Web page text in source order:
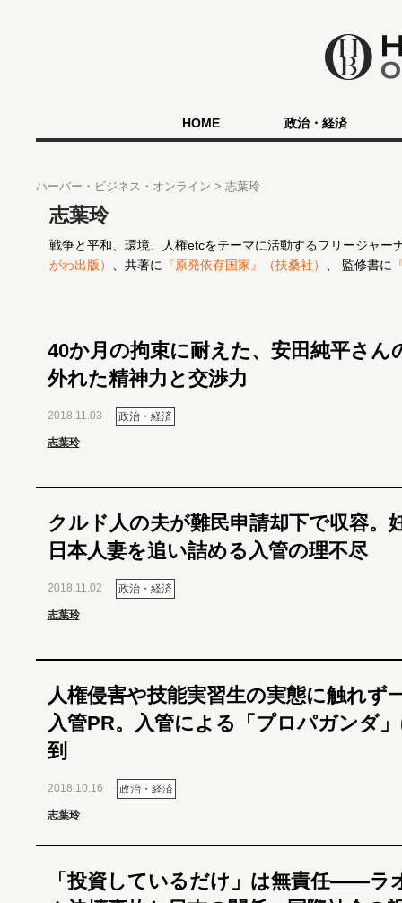
HOME 政治・経済
ハーバー・ビジネス・オンライン 志葉玲
志葉玲
戦争と平和、環境、人権etcをテーマに活動するフリージャー
がわ出版）
、共著に 『原発依存国家』（扶桑社） 、 監修書に
40か月の拘束に耐えた、安田純平さん
外れた精神力と交渉力
2018.11.03 政治・経済
志葉玲
クルド人の夫が難民申請却下で収容。
日本人妻を追い詰める入管の理不尽
2018.11.02 政治・経済
志葉玲
人権侵害や技能実習生の実態に触れず
入管PR。入管による「プロパガンダ
到
2018.10.16 政治・経済
志葉玲
「投資しているだけ」は無責任――ラ